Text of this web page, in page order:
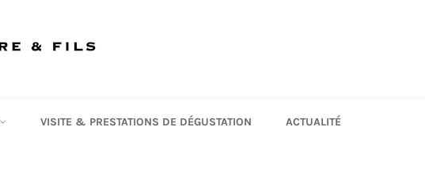
VISITE & PRESTATIONS DE DÉGUSTATION ACTUALITÉ